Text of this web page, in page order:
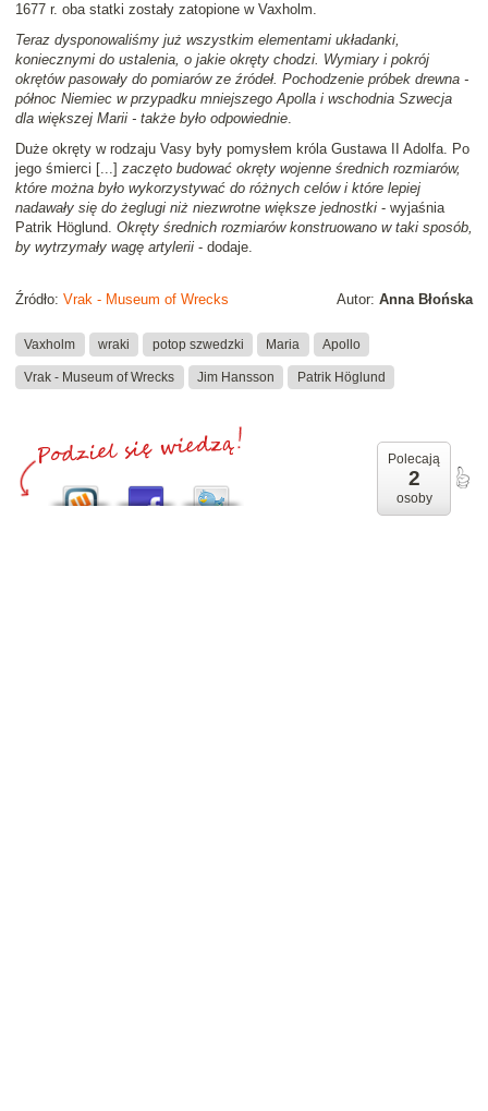
1677 r. oba statki zostały zatopione w Vaxholm.
Teraz dysponowaliśmy już wszystkim elementami układanki,
koniecznymi do ustalenia, o jakie okręty chodzi. Wymiary i pokrój
okrętów pasowały do pomiarów ze źródeł. Pochodzenie próbek drewna -
północ Niemiec w przypadku mniejszego Apolla i wschodnia Szwecja
dla większej Marii - także było odpowiednie.
Duże okręty w rodzaju Vasy były pomysłem króla Gustawa II Adolfa. Po
jego śmierci [...] zaczęto budować okręty wojenne średnich rozmiarów,
które można było wykorzystywać do różnych celów i które lepiej
nadawały się do żeglugi niż niezwrotne większe jednostki - wyjaśnia
Patrik Höglund. Okręty średnich rozmiarów konstruowano w taki sposób,
by wytrzymały wagę artylerii - dodaje.
Autor: Anna Błońska
Źródło: Vrak - Museum of Wrecks
Vaxholm wraki potop szwedzki Maria Apollo
Vrak - Museum of Wrecks Jim Hansson Patrik Höglund
Polecają
2
osoby